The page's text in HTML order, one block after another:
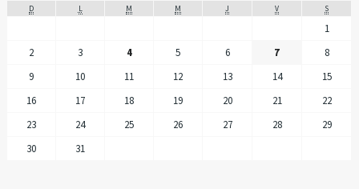
D L M M J V S
1
2
3 4 5 6 7
8
9
10 11 12 13 14
15
16
17 18 19 20 21
22
23
24 25 26 27 28
29
30
31